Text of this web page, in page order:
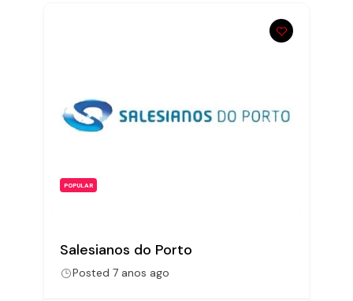
POPULAR
Salesianos do Porto
Posted 7 anos ago